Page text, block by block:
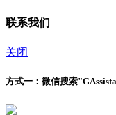
联系我们
关闭
方式一： 微信搜索"